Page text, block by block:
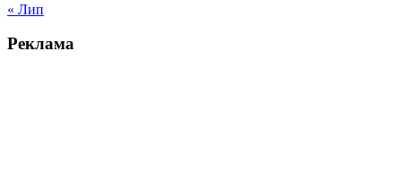
« Лип
Реклама